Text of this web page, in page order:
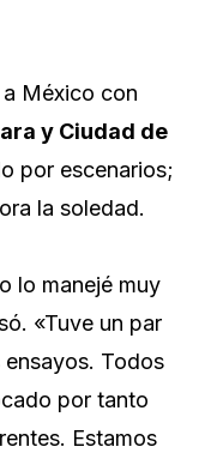
México con
y Ciudad de
por escenarios;
la soledad.
lo manejé muy
«Tuve un par
Todos
por tanto
Estamos